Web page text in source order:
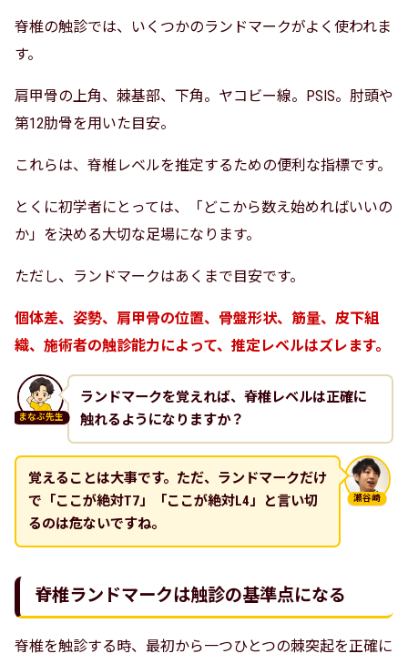
脊椎の触診では、いくつかのランドマークがよく使われま
す。
肩甲骨の上角、棘基部、下角。ヤコビー線。PSIS。肘頭や
第12肋骨を用いた目安。
これらは、脊椎レベルを推定するための便利な指標です。
とくに初学者にとっては、「どこから数え始めればいいの
か」を決める大切な足場になります。
ただし、ランドマークはあくまで目安です。
個体差、姿勢、肩甲骨の位置、骨盤形状、筋量、皮下組
織、施術者の触診能力によって、推定レベルはズレます。
まなぶ先生
ランドマークを覚えれば、脊椎レベルは正確に
触れるようになりますか？
瀬谷崎
覚えることは大事です。ただ、ランドマークだけ
で「ここが絶対T7」「ここが絶対L4」と言い切
るのは危ないですね。
脊椎ランドマークは触診の基準点になる
脊椎を触診する時、最初から一つひとつの棘突起を正確に